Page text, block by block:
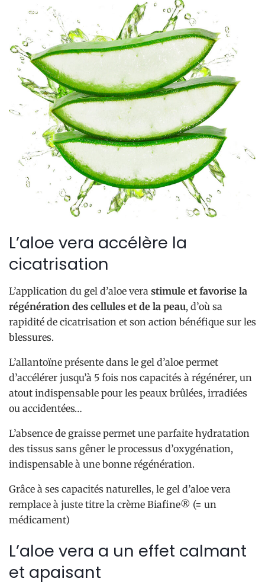
L’aloe vera accélère la
cicatrisation
L’application du gel d’aloe vera stimule et favorise la
régénération des cellules et de la peau, d’où sa
rapidité de cicatrisation et son action bénéfique sur les
blessures.
L’allantoïne présente dans le gel d’aloe permet
d’accélérer jusqu’à 5 fois nos capacités à régénérer, un
atout indispensable pour les peaux brûlées, irradiées
ou accidentées…
L’absence de graisse permet une parfaite hydratation
des tissus sans gêner le processus d’oxygénation,
indispensable à une bonne régénération.
Grâce à ses capacités naturelles, le gel d’aloe vera
remplace à juste titre la crème Biafine® (= un
médicament)
L’aloe vera a un effet calmant
et apaisant